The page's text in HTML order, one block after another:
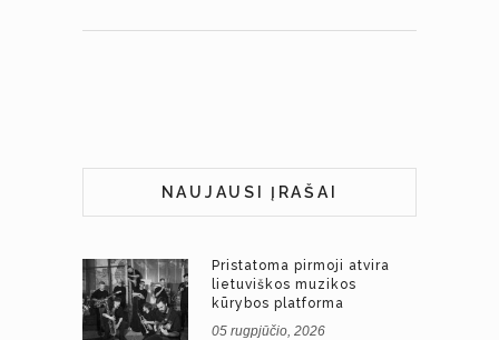
NAUJAUSI ĮRAŠAI
Pristatoma pirmoji atvira
lietuviškos muzikos
kūrybos platforma
05 rugpjūčio, 2026